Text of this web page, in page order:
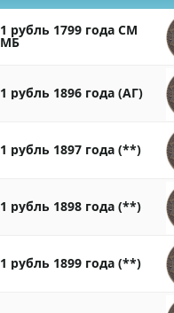
1 рубль 1799 года СМ
МБ
1 рубль 1896 года (АГ)
1 рубль 1897 года (**)
1 рубль 1898 года (**)
1 рубль 1899 года (**)